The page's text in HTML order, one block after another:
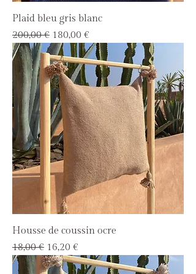
Plaid bleu gris blanc
Prix original
200,00 € Prix promotionnel
180,00 €
Housse de coussin ocre
Prix original
18,00 € Prix promotionnel
16,20 €